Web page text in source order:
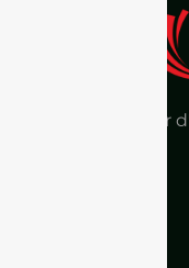
Fournisseur